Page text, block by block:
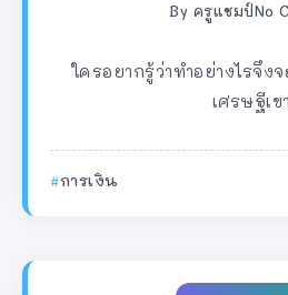
By ครูแชมป์ No
ใครอยากรู้ว่าทำอย่างไรจึง
เศรษฐีเข
การเงิน